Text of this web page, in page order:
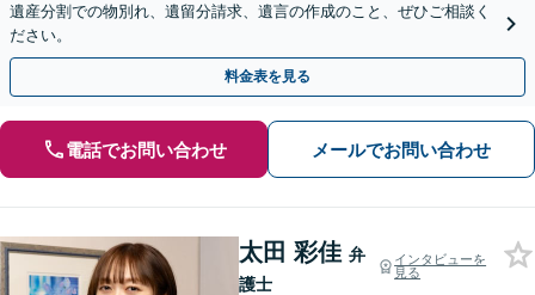
遺産分割での物別れ、遺留分請求、遺言の作成のこと、ぜひご相談く
ださい。
料金表を見る
電話でお問い合わせ メールでお問い合わせ
太田 彩佳 弁
護士
インタビューを
見る